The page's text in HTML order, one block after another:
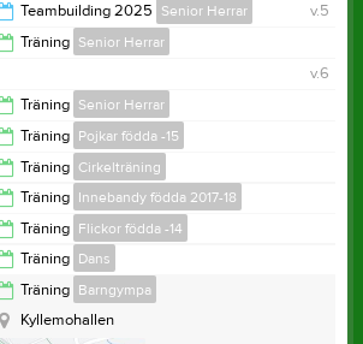
v.5
Teambuilding 2025 Senior Herrar
Träning Senior Herrar
v.6
Träning Senior Herrar
Träning Pojkar födda -15
Träning Cirkelträning
Träning Innebandy födda 2017-18
Träning Flickor födda -14
Träning Dans
Kyllemohallen
Träning Barngympa
Kyllemohallen